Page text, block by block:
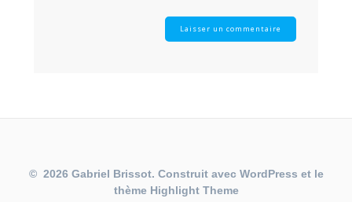
© 2026 Gabriel Brissot. Construit avec WordPress et le
thème Highlight Theme